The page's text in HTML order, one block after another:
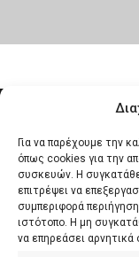
Για να παρέχουμε την
όπως cookies για την
συσκευών. Η
επιτρέψει να
συμπεριφορά
ιστότοπο. Η μη
να επηρεάσει αρνητικά